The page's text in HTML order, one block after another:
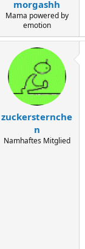
morgashh
Mama powered by
emotion
zuckersternche
n
Namhaftes Mitglied